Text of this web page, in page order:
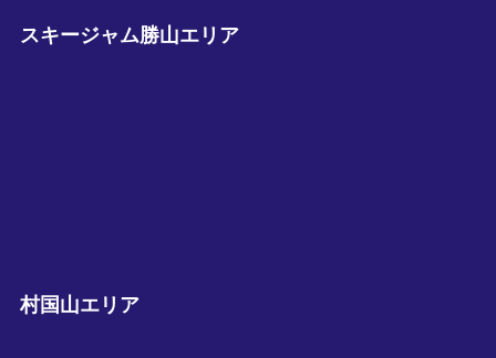
スキージャム勝山エリア
村国山エリア